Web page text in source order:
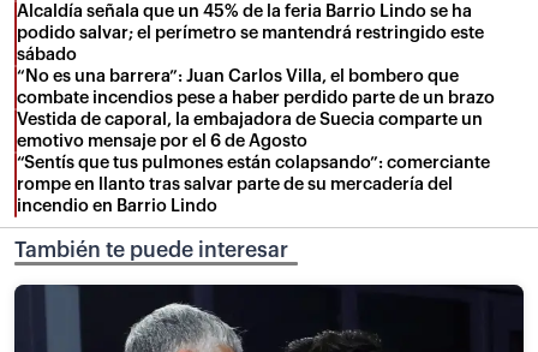
Alcaldía señala que un 45% de la feria Barrio Lindo se ha
podido salvar; el perímetro se mantendrá restringido este
sábado
“No es una barrera”: Juan Carlos Villa, el bombero que
combate incendios pese a haber perdido parte de un brazo
Vestida de caporal, la embajadora de Suecia comparte un
emotivo mensaje por el 6 de Agosto
“Sentís que tus pulmones están colapsando”: comerciante
rompe en llanto tras salvar parte de su mercadería del
incendio en Barrio Lindo
También te puede interesar